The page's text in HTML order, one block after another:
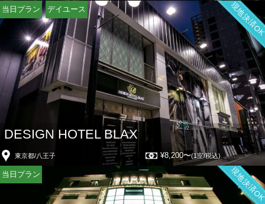
DESIGN HOTEL BLAX
東京都/八王子 ¥8,200〜(1室/税込)
当日プラン デイユース 現地決済
当日プラン 現地決済